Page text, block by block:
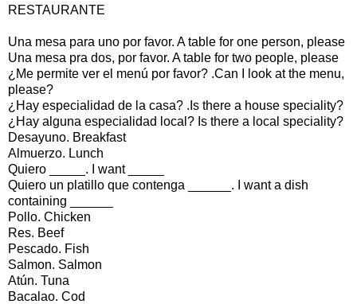
RESTAURANTE
Una mesa para uno por favor. A table for one person, please
Una mesa pra dos, por favor. A table for two people, please
¿Me permite ver el menú por favor? .Can I look at the menu,
please?
¿Hay especialidad de la casa? .Is there a house speciality?
¿Hay alguna especialidad local? Is there a local speciality?
Desayuno. Breakfast
Almuerzo. Lunch
Quiero _____. I want _____
Quiero un platillo que contenga ______. I want a dish
containing ______
Pollo. Chicken
Res. Beef
Pescado. Fish
Salmon. Salmon
Atún. Tuna
Bacalao. Cod